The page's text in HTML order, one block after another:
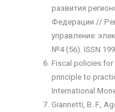
развития
Федерации //
управление:
№4 (56). ISSN
Fiscal policies
principle to
International
Giannetti, B. F.,